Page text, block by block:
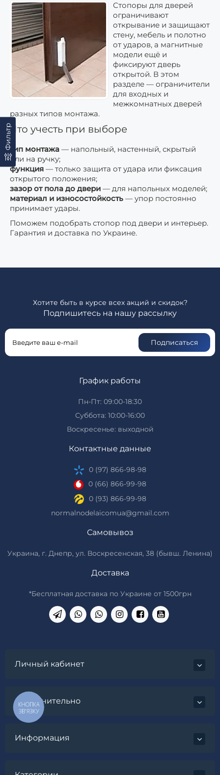
Фильтр
Стопоры для дверей
ограничивают
открывание и защищают
стену, мебель и полотно
от ударов, а магнитные
модели ещё и
фиксируют дверь
открытой. В этом
разделе — ограничители
для входных и
межкомнатных дверей
разных типов монтажа.
Что учесть при выборе
тип монтажа — напольный, настенный, скрытый
или на ручку;
функция — только защита от удара или фиксация
открытого положения;
зазор от пола до двери — для напольных моделей;
материал и износостойкость — упор постоянно
принимает удары.
Поможем подобрать стопор под двери и интерьер.
Гарантия и доставка по Украине.
Хотите быть в курсе всех акций и скидок?
Подпишитесь на нашу рассылку
Подписаться
График работы
Пн-Пт: 09:00-18:30
Суббота: 10:00-16:00
Воскресенье: выходной
Контактные данные
0 (97) 866-98-98
0 (66) 866-99-98
0 (93) 866-99-98
normalnodelaicomua@gmail.com
Самовывоз
Украина, г. Днепр, ул. Воскресенская, 38 (бывш. Ленина)
Доставка
*Бесплатная доставка по Украине от 1500грн
Личный кабинет
Дополнительно
Информация
КНОПКА
ЗВ'ЯЗКУ